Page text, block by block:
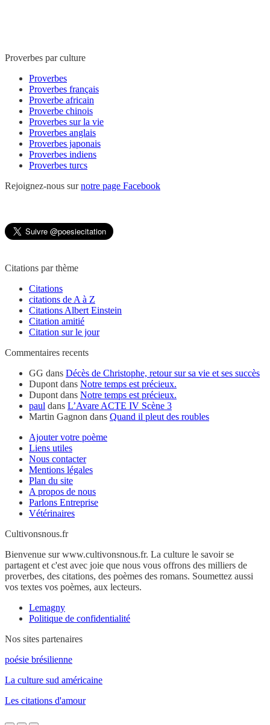
Proverbes par culture
Proverbes
Proverbes français
Proverbe africain
Proverbe chinois
Proverbes sur la vie
Proverbes anglais
Proverbes japonais
Proverbes indiens
Proverbes turcs
Rejoignez-nous surnotre page Facebook
Citations par thème
Citations
citations de A à Z
Citations Albert Einstein
Citation amitié
Citation sur le jour
Commentaires recents
GG dans Décès de Christophe, retour sur sa vie et ses succès
Dupont dans Notre temps est précieux.
Dupont dans Notre temps est précieux.
paul dans L’Avare ACTE IV Scène 3
Martin Gagnon dans Quand il pleut des roubles
Ajouter votre poème
Liens utiles
Nous contacter
Mentions légales
Plan du site
A propos de nous
Parlons Entreprise
Vétérinaires
Cultivonsnous.fr
Bienvenue sur www.cultivonsnous.fr. La culture le savoir se
partagent et c'est avec joie que nous vous offrons des milliers de
proverbes, des citations, des poèmes des romans. Soumettez aussi
vos textes vos poèmes, aux lecteurs.
Lemagny
Politique de confidentialité
Nos sites partenaires
poésie brésilienne
La culture sud américaine
Les citations d'amour